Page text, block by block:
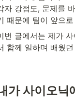
자 강점도, 문제를
때문에 팀이 앞으
번 글에서는 제가
함께 일하며 배웠
가 사이오닉